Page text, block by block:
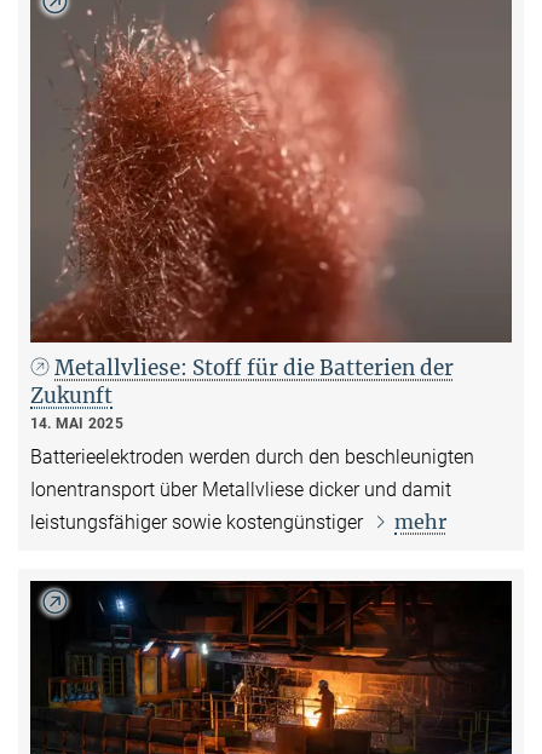
Metallvliese: Stoff für die Batterien der
Zukunft
14. MAI 2025
Batterieelektroden werden durch den beschleunigten
Ionentransport über Metallvliese dicker und damit
leistungsfähiger sowie kostengünstiger
mehr